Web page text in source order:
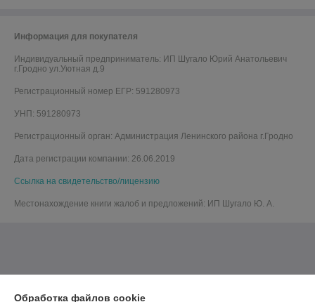
Информация для покупателя
Индивидуальный предприниматель: ИП Шугало Юрий Анатольевич
г.Гродно ул.Уютная д.9
Регистрационный номер ЕГР: 591280973
УНП: 591280973
Регистрационный орган: Администрация Ленинского района г.Гродно
Дата регистрации компании: 26.06.2019
Ссылка на свидетельство/лицензию
Местонахождение книги жалоб и предложений: ИП Шугало Ю. А.
Обработка файлов cookie